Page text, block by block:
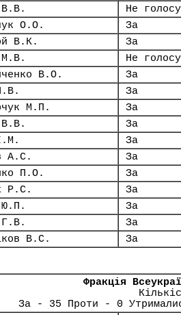
В.В.
Не
О.О.
За
В.К.
За
М.В.
Не
В.О.
За
За
М.П.
За
В.В.
За
За
А.С.
За
П.О.
За
Р.С.
За
Ю.П.
За
Г.В.
За
В.С.
За
Фракція
За - 35 Проти - 0